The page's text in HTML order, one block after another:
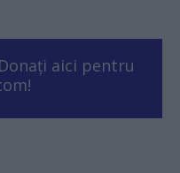
aici pentru